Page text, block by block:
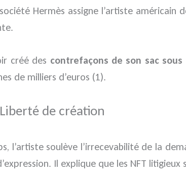
Hermès assigne l’artiste
créé des contrefaçons de son sac sous
de milliers d’euros (1).
de création
l’artiste soulève l’irrecevabilité de la
Il explique que les NFT